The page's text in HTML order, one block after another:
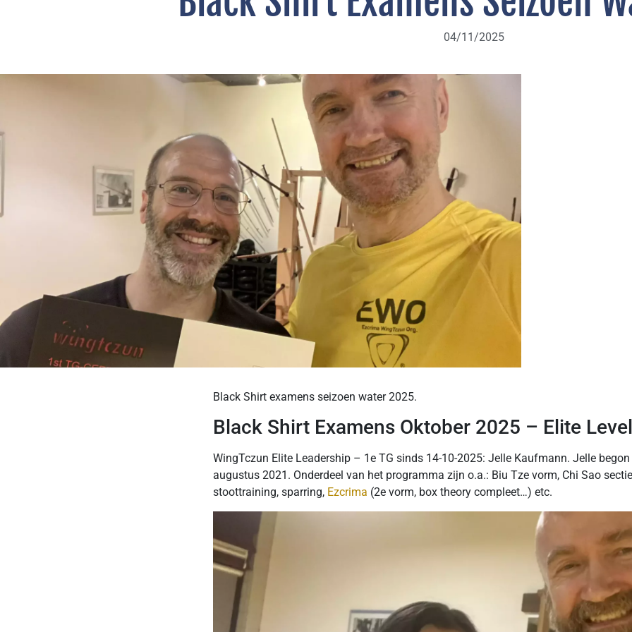
04/11/2025
Black Shirt examens seizoen water 2025.
Black Shirt Examens Oktober 2025 – Elite Level
WingTczun Elite Leadership – 1e TG sinds 14-10-2025: Jelle Kaufmann. Jelle
augustus 2021. Onderdeel van het programma zijn o.a.: Biu Tze vorm, Chi Sao
stoottraining, sparring, Ezcrima (2e vorm, box theory compleet…) etc.